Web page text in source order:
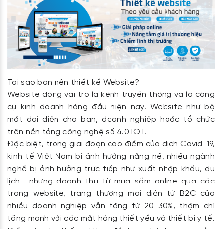
Tại sao bạn nên thiết kế Website?
Website đóng vai trò là kênh truyền thông và là công
cụ kinh doanh hàng đầu hiện nay. Website như bộ
mặt đại diện cho bạn, doanh nghiệp hoặc tổ chức
trên nền tảng công nghệ số 4.0 IOT.
Đặc biệt, trong giai đoạn cao điểm của dịch Covid-19,
kinh tế Việt Nam bị ảnh hưởng nặng nề, nhiều ngành
nghề bị ảnh hưởng trực tiếp như xuất nhập khẩu, du
lịch… nhưng doanh thu từ mua sắm online qua các
trang website, trang thương mại điện tử B2C của
nhiều doanh nghiệp vẫn tăng từ 20-30%, thậm chí
tăng mạnh với các mặt hàng thiết yếu và thiết bị y tế.